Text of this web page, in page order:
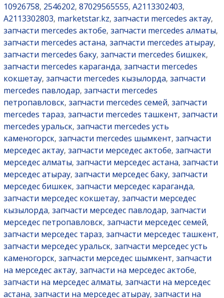
10926758, 2546202, 87029565555, A2113302403,
A2113302803, marketstar.kz, запчасти mercedes актау,
запчасти mercedes актобе, запчасти mercedes алматы,
запчасти mercedes астана, запчасти mercedes атырау,
запчасти mercedes баку, запчасти mercedes бишкек,
запчасти mercedes караганда, запчасти mercedes
кокшетау, запчасти mercedes кызылорда, запчасти
mercedes павлодар, запчасти mercedes
петропавловск, запчасти mercedes семей, запчасти
mercedes тараз, запчасти mercedes ташкент, запчасти
mercedes уральск, запчасти mercedes усть
каменогорск, запчасти mercedes шымкент, запчасти
мерседес актау, запчасти мерседес актобе, запчасти
мерседес алматы, запчасти мерседес астана, запчасти
мерседес атырау, запчасти мерседес баку, запчасти
мерседес бишкек, запчасти мерседес караганда,
запчасти мерседес кокшетау, запчасти мерседес
кызылорда, запчасти мерседес павлодар, запчасти
мерседес петропавловск, запчасти мерседес семей,
запчасти мерседес тараз, запчасти мерседес ташкент,
запчасти мерседес уральск, запчасти мерседес усть
каменогорск, запчасти мерседес шымкент, запчасти
на мерседес актау, запчасти на мерседес актобе,
запчасти на мерседес алматы, запчасти на мерседес
астана, запчасти на мерседес атырау, запчасти на